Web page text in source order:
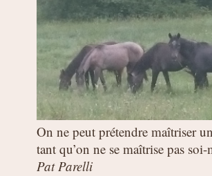
On ne peut prétendre maîtriser
tant qu’on ne se maîtrise pas
Pat Parelli